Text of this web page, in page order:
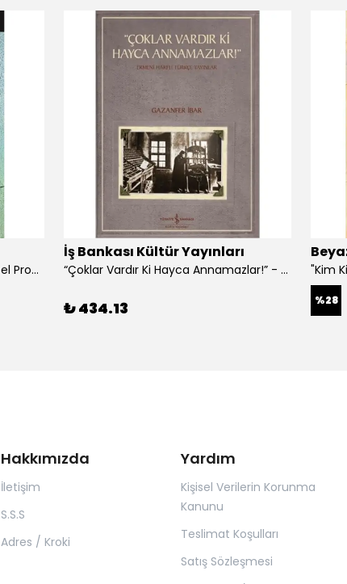
‘Kalan Son Güzel Kağıdım’ - Marcel Proust
İş Bankası Kültür Yayınları
“Çoklar Vardır Ki Hayca Annamazlar!” - Gazanfer İbar
₺ 434.13 %28
Hakkımızda
İletişim
S.S.S
Adres / Kroki
Yardım
Kişisel Verilerin Korunma
Kanunu
Teslimat Koşulları
Satış Sözleşmesi